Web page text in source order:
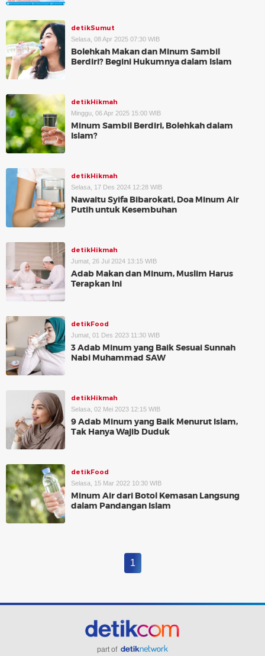
detikSumut
Selasa, 08 Apr 2025 07:30 WIB
Bolehkah Makan dan Minum Sambil
Berdiri? Begini Hukumnya dalam Islam
detikHikmah
Minggu, 06 Apr 2025 15:00 WIB
Minum Sambil Berdiri, Bolehkah dalam
Islam?
detikHikmah
Selasa, 17 Des 2024 12:28 WIB
Nawaitu Syifa Bibarokati, Doa Minum Air
Putih untuk Kesembuhan
detikHikmah
Jumat, 26 Jul 2024 13:15 WIB
Adab Makan dan Minum, Muslim Harus
Terapkan Ini
detikFood
Jumat, 01 Des 2023 11:30 WIB
3 Adab Minum yang Baik Sesuai Sunnah
Nabi Muhammad SAW
detikHikmah
Selasa, 02 Mei 2023 12:15 WIB
9 Adab Minum yang Baik Menurut Islam,
Tak Hanya Wajib Duduk
detikFood
Selasa, 15 Mar 2022 10:30 WIB
Minum Air dari Botol Kemasan Langsung
dalam Pandangan Islam
1
part of